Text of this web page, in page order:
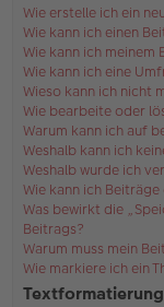
Wie erstelle ich ein
Wie kann ich einen
Wie kann ich meinem
Wie kann ich eine
Wieso kann ich nicht
Wie bearbeite oder
Warum kann ich auf
Weshalb kann ich
Weshalb wurde ich
Wie kann ich
Was bewirkt die
Beitrags?
Warum muss mein
Wie markiere ich ein